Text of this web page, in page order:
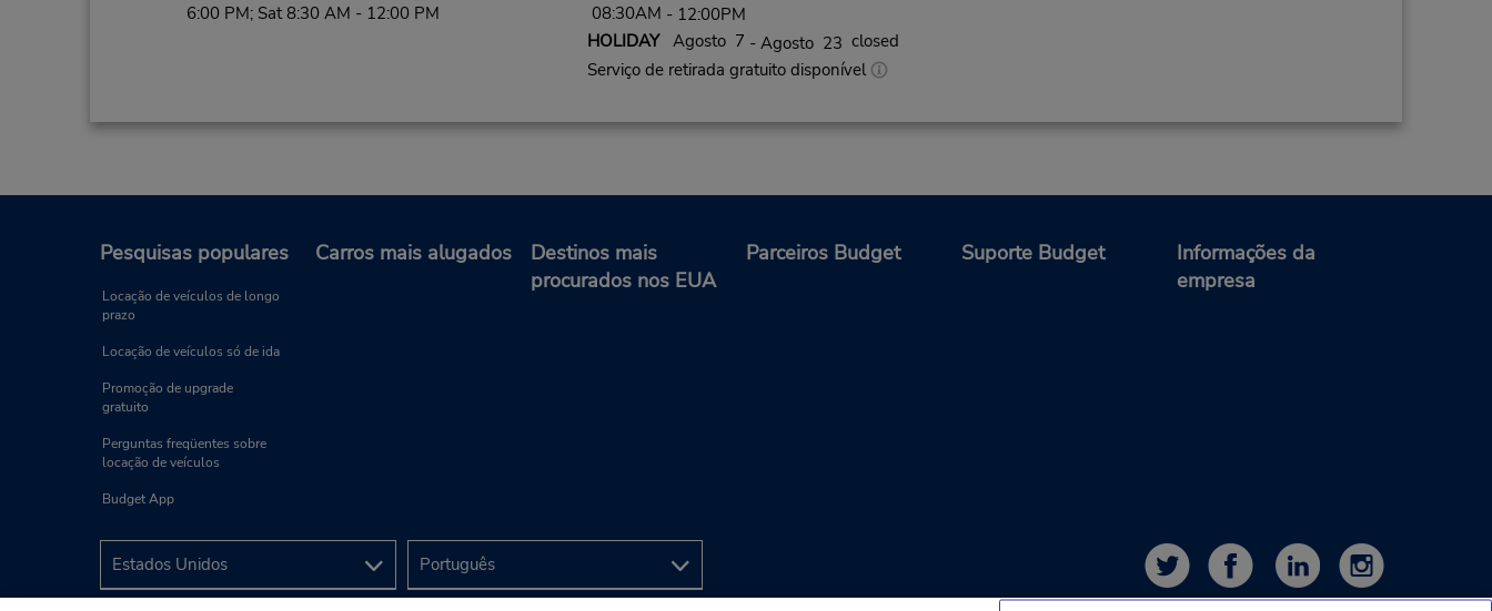
6:00 PM; Sat 8:30 AM - 12:00 PM
08:30AM - 12:00PM
HOLIDAYAgosto 7 - Agosto 23 closed
Serviço de retirada gratuito disponível
Pesquisas populares
Locação de veículos de longo
prazo
Locação de veículos só de ida
Promoção de upgrade
gratuito
Perguntas freqüentes sobre
locação de veículos
Budget App
Carros mais alugados
Destinos mais
procurados nos EUA
Parceiros Budget Suporte Budget
Informações da
empresa